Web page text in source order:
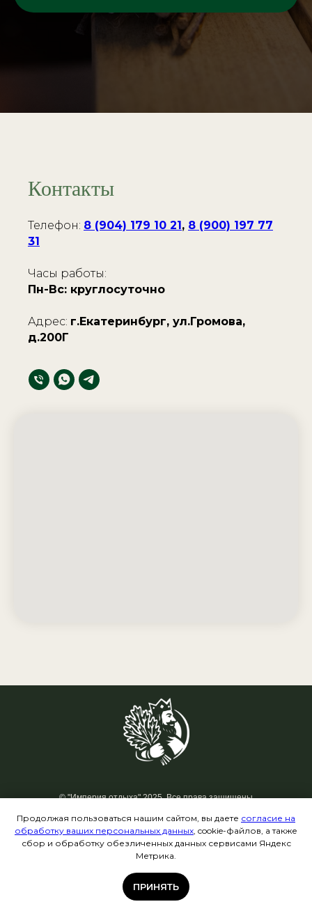
Контакты
Телефон: 8 (904) 179 10 21, 8 (900) 197 77
31
Часы работы:
Пн-Вс: круглосуточно
Адрес: г.Екатеринбург, ул.Громова,
д.200Г
© "Империя отдыха" 2025. Все права защищены
Политика конфиденциальности
Разработка сайта
Веб-студияOptipromo
Продолжая пользоваться нашим сайтом, вы даете согласие на
обработку ваших персональных данных, cookie-файлов, а также
сбор и обработку обезличенных данных сервисами Яндекс
Метрика.
ПРИНЯТЬ